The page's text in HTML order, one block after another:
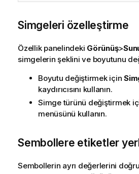
Simgeleri özelleştirme
Özellik panelindeki Görünüş>
simgelerin şeklini ve boyutunu
Boyutu değiştirmek için
kaydırıcısını kullanın.
Simge türünü değiştirmek
menüsünü kullanın.
Sembollere etiketler
Sembollerin ayrı değerlerini